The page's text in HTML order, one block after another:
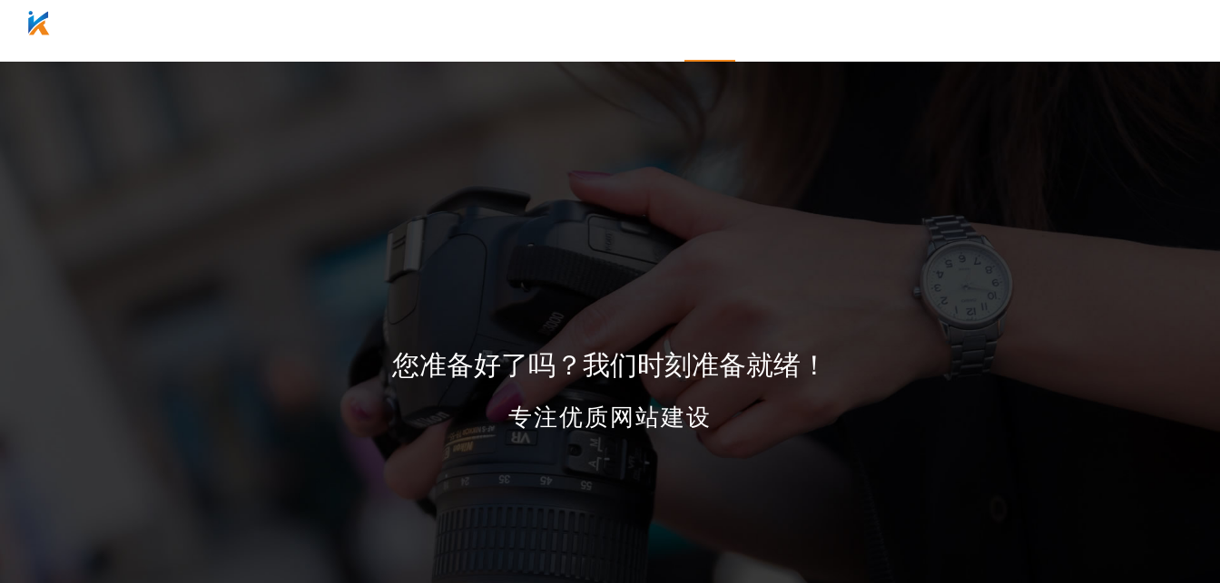
您准备好了吗？我们时刻准备就绪！
专注优质网站建设